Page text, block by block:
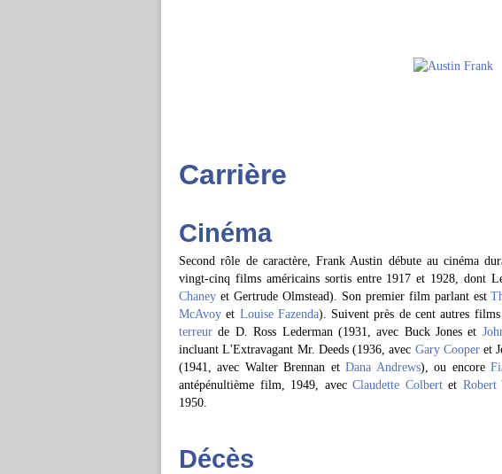
Carrière
Cinéma
Second rôle de caractère, Frank Austin débute au cinéma
vingt-cinq films américains sortis entre 1917 et 1928, dont
Chaney et Gertrude Olmstead). Son premier film parlant est
McAvoy et Louise Fazenda). Suivent près de cent autres
terreur de D. Ross Lederman (1931, avec Buck Jones et
incluant L'Extravagant Mr. Deeds (1936, avec Gary Cooperet
(1941, avec Walter Brennan etDana Andrews), ou encore
antépénultième film, 1949, avec Claudette Colbertet Robert
1950.
Décès